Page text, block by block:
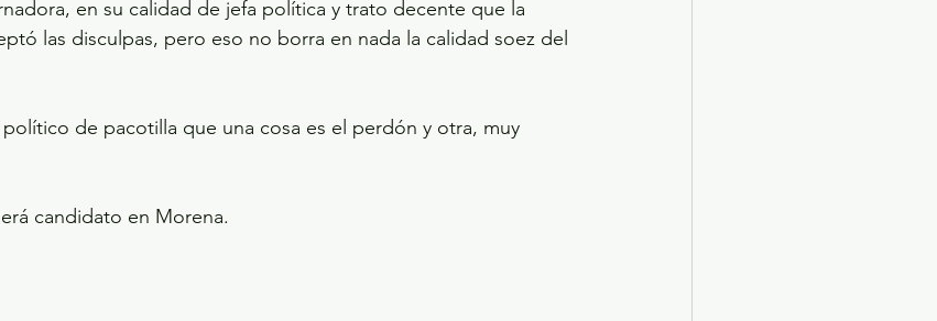
en su calidad de jefa política y trato decente que la
las disculpas, pero eso no borra en nada la calidad soez del
de pacotilla que una cosa es el perdón y otra, muy
candidato en Morena.